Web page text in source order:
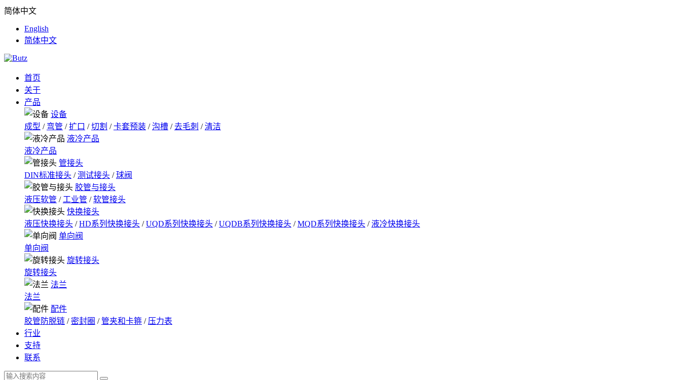
简体中文
English
简体中文
首页
关于
产品
设备
成型 / 弯管 /扩口 /切割 /卡套预装 /沟槽 /去毛刺 /清洁
液冷产品
液冷产品
管接头
DIN标准接头 /测试接头 /球阀
胶管与接头
液压软管 / 工业管 /软管接头
快换接头
液压快换接头 /HD系列快换接头 /UQD系列快换接头 /UQDB系列快换接头 /MQD系列快换接头 / 液冷快换接头
单向阀
单向阀
旋转接头
旋转接头
法兰
法兰
配件
胶管防脱链 / 密封圈 / 管夹和卡箍 / 压力表
行业
支持
联系